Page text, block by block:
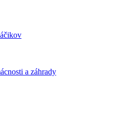
a záhrady